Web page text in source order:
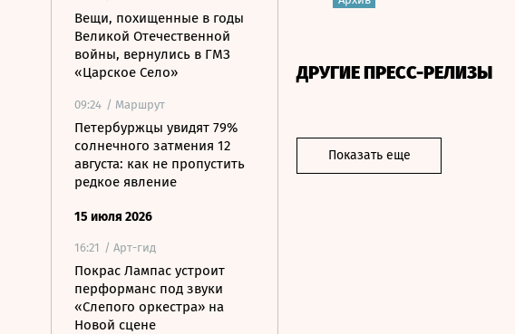
Вещи, похищенные в годы
Великой Отечественной
войны, вернулись в ГМЗ
«Царское Село»
09:24 / Маршрут
Петербуржцы увидят 79%
солнечного затмения 12
августа: как не пропустить
редкое явление
15 июля 2026
16:21 / Арт-гид
Покрас Лампас устроит
перформанс под звуки
«Слепого оркестра» на
Новой сцене
ДРУГИЕ ПРЕСС-РЕЛИЗЫ
Показать еще